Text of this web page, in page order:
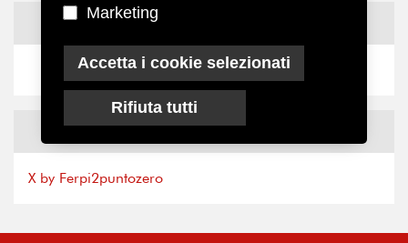
News
NewsX
X by Ferpi2puntozero
Marketing
Accetta i cookie selezionati
Rifiuta tutti